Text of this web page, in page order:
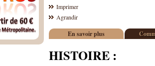
Imprimer
Agrandir
En savoir plus
HISTOIRE :